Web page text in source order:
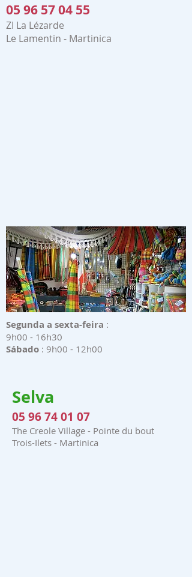
05 96 57 04 55
ZI La Lézarde
Le Lamentin - Martinica
Segunda a sexta-feira :
9h00 - 16h30
Sábado : 9h00 - 12h00
Selva
05 96 74 01 07
The Creole Village - Pointe du bout
Trois-Ilets - Martinica